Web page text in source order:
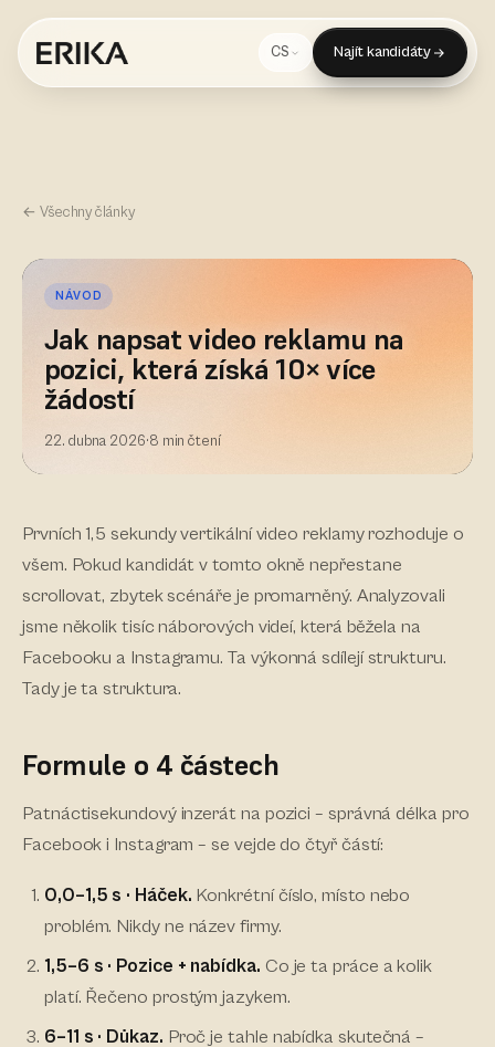
CS Najít kandidáty
← Všechny články
NÁVOD
Jak napsat video reklamu na
pozici, která získá 10× více
žádostí
22. dubna 2026·8 min čtení
Prvních 1,5 sekundy vertikální video reklamy rozhoduje o
všem. Pokud kandidát v tomto okně nepřestane
scrollovat, zbytek scénáře je promarněný. Analyzovali
jsme několik tisíc náborových videí, která běžela na
Facebooku a Instagramu. Ta výkonná sdílejí strukturu.
Tady je ta struktura.
Formule o 4 částech
Patnáctisekundový inzerát na pozici – správná délka pro
Facebook i Instagram – se vejde do čtyř částí:
0,0–1,5 s · Háček. Konkrétní číslo, místo nebo
problém. Nikdy ne název firmy.
1,5–6 s · Pozice + nabídka. Co je ta práce a kolik
platí. Řečeno prostým jazykem.
6–11 s · Důkaz. Proč je tahle nabídka skutečná –